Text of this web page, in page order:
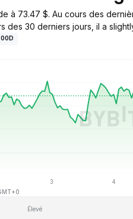
à 73.47 $. Au cours des
des 30 derniers jours, il a
Élevé